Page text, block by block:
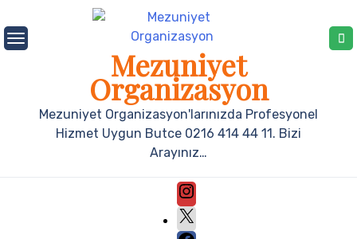
Mezuniyet
Organizasyon
Mezuniyet Organizasyon'larınızda Profesyonel
Hizmet Uygun Butce 0216 414 44 11. Bizi
Arayınız…